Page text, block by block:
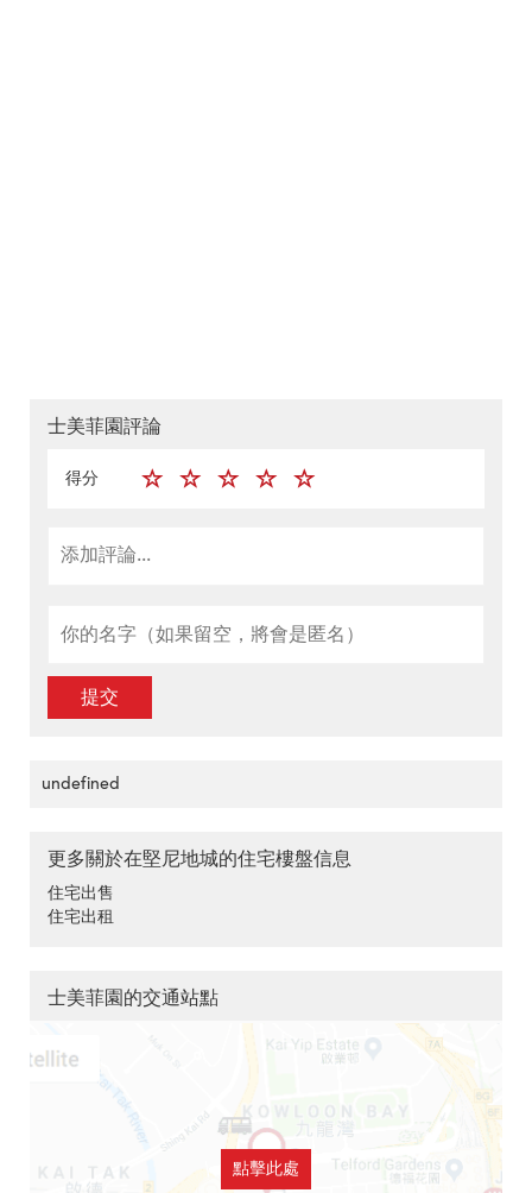
士美菲園評論
得分
提交
undefined
更多關於在堅尼地城的住宅樓盤信息
住宅出售
住宅出租
士美菲園的交通站點
點擊此處